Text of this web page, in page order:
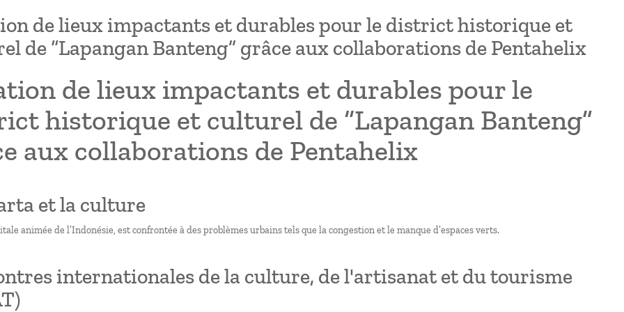
de lieux impactants et durables pour le district historique et
de “Lapangan Banteng” grâce aux collaborations de Pentahelix
de lieux impactants et durables pour le
historique et culturel de “Lapangan Banteng”
aux collaborations de Pentahelix
et la culture
animée de l’Indonésie, est confrontée à des problèmes urbains tels que la congestion et le manque d’espaces verts.
internationales de la culture, de l'artisanat et du tourisme